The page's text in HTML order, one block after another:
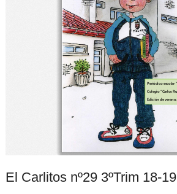
El Carlitos nº29 3ºTrim 18-19